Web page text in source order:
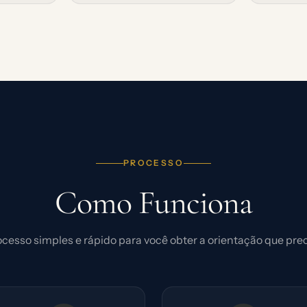
PROCESSO
Como Funciona
simples e rápido para você obter a orientação que